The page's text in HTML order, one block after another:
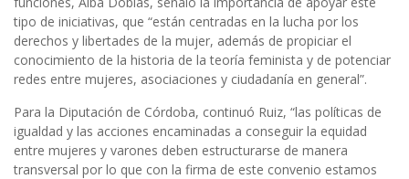
tipo de iniciativas, que “están centradas en la lucha por los
derechos y libertades de la mujer, además de propiciar el
conocimiento de la historia de la teoría feminista y de potenciar
redes entre mujeres, asociaciones y ciudadanía en general”.
Para la Diputación de Córdoba, continuó Ruiz, “las políticas de
igualdad y las acciones encaminadas a conseguir la equidad
entre mujeres y varones deben estructurarse de manera
transversal por lo que con la firma de este convenio estamos